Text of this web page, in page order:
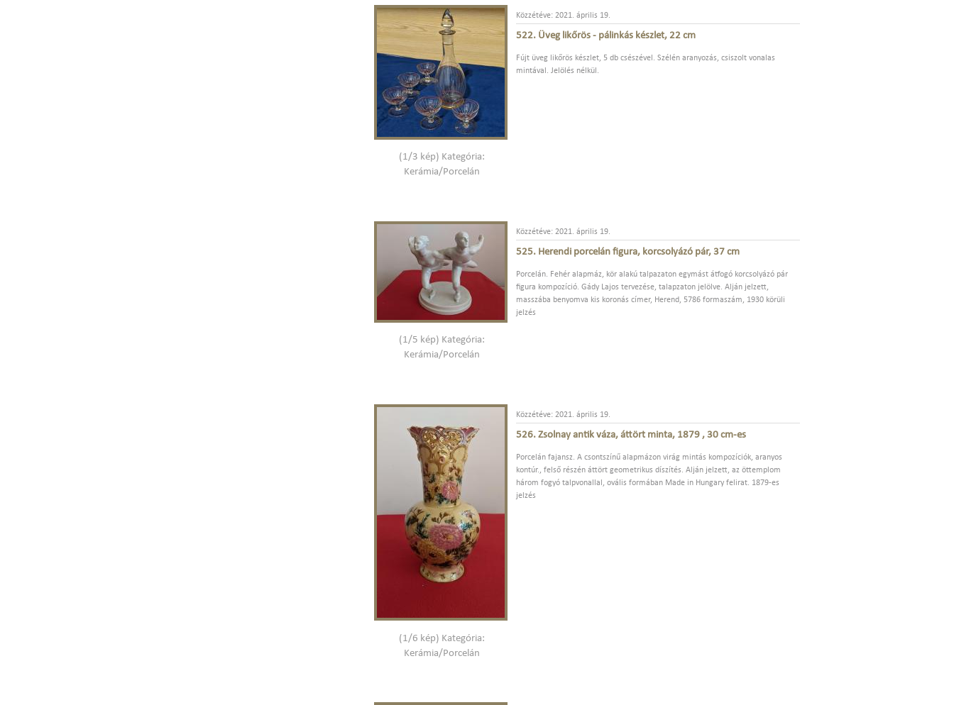
(1/3 kép) Kategória:
Kerámia/Porcelán
Közzétéve: 2021. április 19.
522. Üveg likőrös - pálinkás készlet, 22 cm
Fújt üveg likőrös készlet, 5 db csészével. Szélén aranyozás, csiszolt vonalas
mintával. Jelölés nélkül.
(1/5 kép) Kategória:
Kerámia/Porcelán
Közzétéve: 2021. április 19.
525. Herendi porcelán figura, korcsolyázó pár, 37 cm
Porcelán. Fehér alapmáz, kör alakú talpazaton egymást átfogó korcsolyázó pár
figura kompozíció. Gády Lajos tervezése, talapzaton jelölve. Alján jelzett,
masszába benyomva kis koronás címer, Herend, 5786 formaszám, 1930 körüli
jelzés
(1/6 kép) Kategória:
Kerámia/Porcelán
Közzétéve: 2021. április 19.
526. Zsolnay antik váza, áttört minta, 1879 , 30 cm-es
Porcelán fajansz. A csontszínű alapmázon virág mintás kompozíciók, aranyos
kontúr., felső részén áttört geometrikus díszítés. Alján jelzett, az öttemplom
három fogyó talpvonallal, ovális formában Made in Hungary felirat. 1879-es
jelzés